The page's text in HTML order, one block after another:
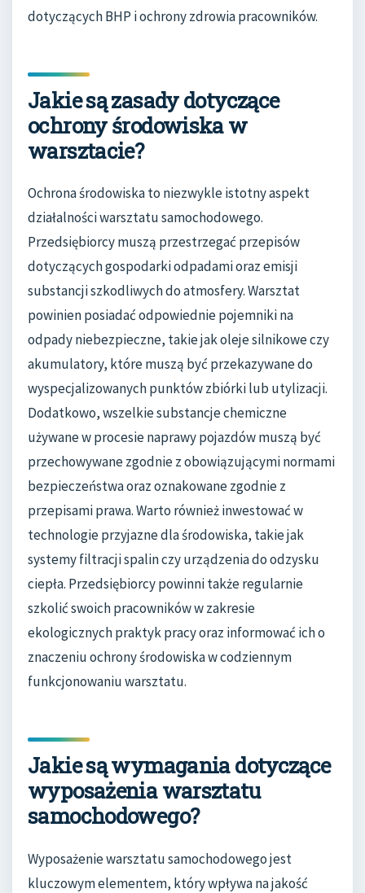
dotyczących BHP i ochrony zdrowia pracowników.
Jakie są zasady dotyczące
ochrony środowiska w
warsztacie?
Ochrona środowiska to niezwykle istotny aspekt
działalności warsztatu samochodowego.
Przedsiębiorcy muszą przestrzegać przepisów
dotyczących gospodarki odpadami oraz emisji
substancji szkodliwych do atmosfery. Warsztat
powinien posiadać odpowiednie pojemniki na
odpady niebezpieczne, takie jak oleje silnikowe czy
akumulatory, które muszą być przekazywane do
wyspecjalizowanych punktów zbiórki lub utylizacji.
Dodatkowo, wszelkie substancje chemiczne
używane w procesie naprawy pojazdów muszą być
przechowywane zgodnie z obowiązującymi normami
bezpieczeństwa oraz oznakowane zgodnie z
przepisami prawa. Warto również inwestować w
technologie przyjazne dla środowiska, takie jak
systemy filtracji spalin czy urządzenia do odzysku
ciepła. Przedsiębiorcy powinni także regularnie
szkolić swoich pracowników w zakresie
ekologicznych praktyk pracy oraz informować ich o
znaczeniu ochrony środowiska w codziennym
funkcjonowaniu warsztatu.
Jakie są wymagania dotyczące
wyposażenia warsztatu
samochodowego?
Wyposażenie warsztatu samochodowego jest
kluczowym elementem, który wpływa na jakość